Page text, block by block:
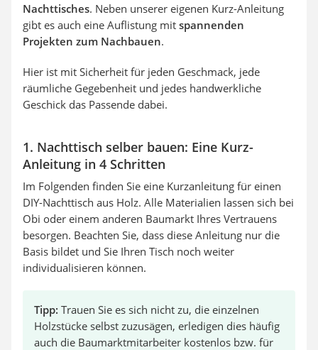
Nachttisches. Neben unserer eigenen Kurz-Anleitung
gibt es auch eine Auflistung mit spannenden
Projekten zum Nachbauen.
Hier ist mit Sicherheit für jeden Geschmack, jede
räumliche Gegebenheit und jedes handwerkliche
Geschick das Passende dabei.
1. Nachttisch selber bauen: Eine Kurz-
Anleitung in 4 Schritten
Im Folgenden finden Sie eine Kurzanleitung für einen
DIY-Nachttisch aus Holz. Alle Materialien lassen sich bei
Obi oder einem anderen Baumarkt Ihres Vertrauens
besorgen. Beachten Sie, dass diese Anleitung nur die
Basis bildet und Sie Ihren Tisch noch weiter
individualisieren können.
Tipp: Trauen Sie es sich nicht zu, die einzelnen
Holzstücke selbst zuzusägen, erledigen dies häufig
auch die Baumarktmitarbeiter kostenlos bzw. für